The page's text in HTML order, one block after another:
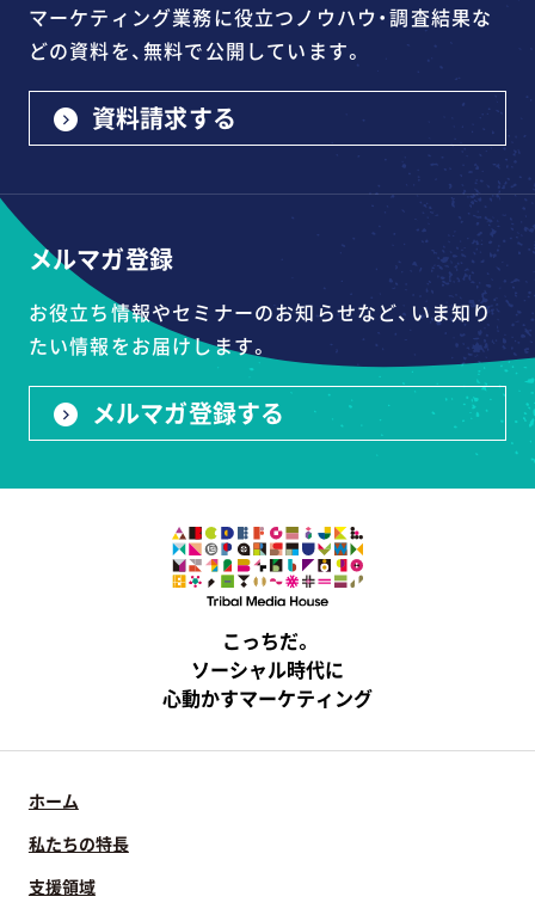
マーケティング業務に役立つノウハウ・調査結果な
どの資料を、無料で公開しています。
資料請求する
メルマガ登録
お役立ち情報やセミナーのお知らせなど、いま知り
たい情報をお届けします。
メルマガ登録する
こっちだ。
ソーシャル時代に
心動かすマーケティング
ホーム
私たちの特長
支援領域